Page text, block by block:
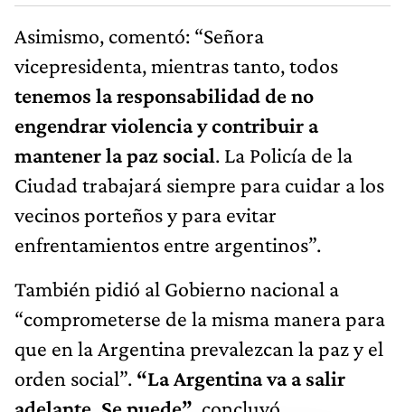
Asimismo, comentó: “Señora
vicepresidenta, mientras tanto, todos
tenemos la responsabilidad de no
engendrar violencia y contribuir a
mantener la paz social. La Policía de la
Ciudad trabajará siempre para cuidar a los
vecinos porteños y para evitar
enfrentamientos entre argentinos”.
También pidió al Gobierno nacional a
“comprometerse de la misma manera para
que en la Argentina prevalezcan la paz y el
orden social”. “La Argentina va a salir